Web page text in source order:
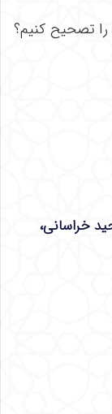
تصحیح کنیم؟
خراسانی،